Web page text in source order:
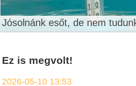
Jósolnánk esőt, de nem
Ez is megvolt!
2026-05-10 13:53